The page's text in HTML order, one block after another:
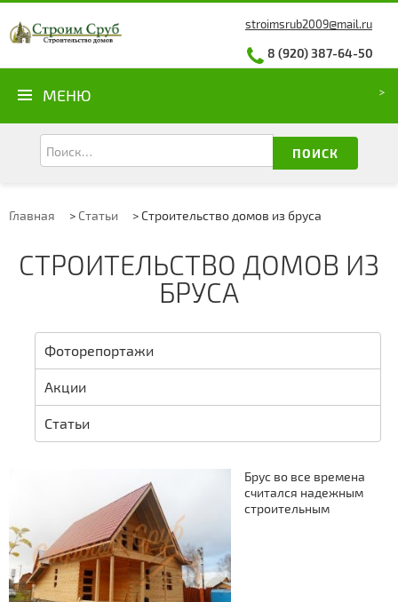
stroimsrub2009@mail.ru
8 (920) 387-64-50
МЕНЮ
ПОИСК
Главная > Статьи >Строительство домов из бруса
СТРОИТЕЛЬСТВО ДОМОВ ИЗ
БРУСА
Фоторепортажи
Акции
Статьи
Брус во все времена
считался надежным
строительным